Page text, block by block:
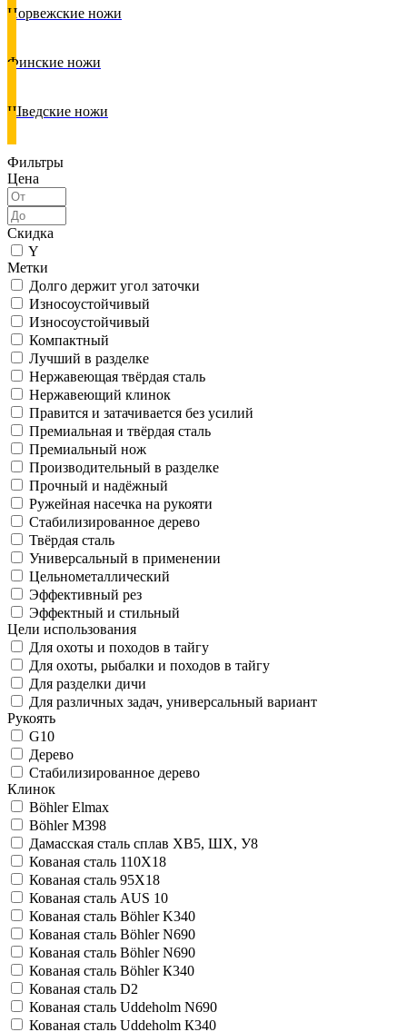
Норвежские ножи
Финские ножи
Шведские ножи
Фильтры
Цена
Скидка
Y
Метки
Долго держит угол заточки
Износоустойчивый
Износоустойчивый
Компактный
Лучший в разделке
Нержавеющая твёрдая сталь
Нержавеющий клинок
Правится и затачивается без усилий
Премиальная и твёрдая сталь
Премиальный нож
Производительный в разделке
Прочный и надёжный
Ружейная насечка на рукояти
Стабилизированное дерево
Твёрдая сталь
Универсальный в применении
Цельнометаллический
Эффективный рез
Эффектный и стильный
Цели использования
Для охоты и походов в тайгу
Для охоты, рыбалки и походов в тайгу
Для разделки дичи
Для различных задач, универсальный вариант
Рукоять
G10
Дерево
Стабилизированное дерево
Клинок
Böhler Elmax
Böhler M398
Дамасская сталь сплав ХВ5, ШХ, У8
Кованая сталь 110Х18
Кованая сталь 95Х18
Кованая сталь AUS 10
Кованая сталь Böhler K340
Кованая сталь Böhler N690
Кованая сталь Böhler N690
Кованая сталь Böhler К340
Кованая сталь D2
Кованая сталь Uddeholm N690
Кованая сталь Uddeholm К340